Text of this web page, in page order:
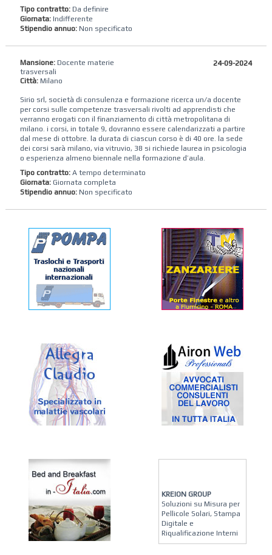
Tipo contratto:Da definire
Giornata: Indifferente
Stipendio annuo: Non specificato
Mansione:Docente materie
trasversali
Città:Milano
24-09-2024
Sirio srl, società di consulenza e formazione ricerca un/a docente
per corsi sulle competenze trasversali rivolti ad apprendisti che
verranno erogati con il finanziamento di città metropolitana di
milano. i corsi, in totale 9, dovranno essere calendarizzati a partire
dal mese di ottobre. la durata di ciascun corso è di 40 ore. la sede
dei corsi sarà milano, via vitruvio, 38 si richiede laurea in psicologia
o esperienza almeno biennale nella formazione d’aula.
Tipo contratto:A tempo determinato
Giornata: Giornata completa
Stipendio annuo: Non specificato
KREION GROUP
Soluzioni su Misura per
Pellicole Solari, Stampa
Digitale e
Riqualificazione Interni